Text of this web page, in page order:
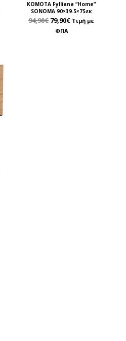
ΚΟΜΟΤΑ Fylliana “Home”
SONOMA 90×39.5×75εκ
94,90€ 79,90€ Τιμή με
ΦΠΑ